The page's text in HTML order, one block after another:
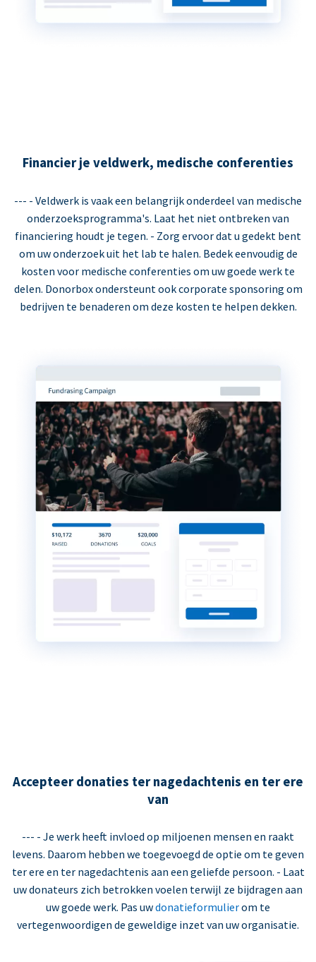
Financier je veldwerk, medische conferenties
--- - Veldwerk is vaak een belangrijk onderdeel van medische
onderzoeksprogramma's. Laat het niet ontbreken van
financiering houdt je tegen. - Zorg ervoor dat u gedekt bent
om uw onderzoek uit het lab te halen. Bedek eenvoudig de
kosten voor medische conferenties om uw goede werk te
delen. Donorbox ondersteunt ook corporate sponsoring om
bedrijven te benaderen om deze kosten te helpen dekken.
Accepteer donaties ter nagedachtenis en ter ere
van
--- - Je werk heeft invloed op miljoenen mensen en raakt
levens. Daarom hebben we toegevoegd de optie om te geven
ter ere en ter nagedachtenis aan een geliefde persoon. - Laat
uw donateurs zich betrokken voelen terwijl ze bijdragen aan
uw goede werk. Pas uwdonatieformulierom te
vertegenwoordigen de geweldige inzet van uw organisatie.